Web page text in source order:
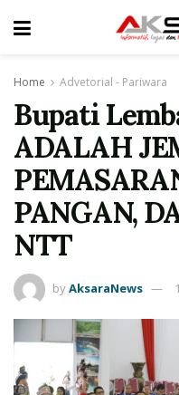
Home Advetorial - Pariwara
Bupati
ADALAH
PANGAN,
NTT
byAksaraNews